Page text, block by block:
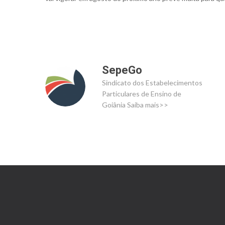
SepeGo
Sindicato dos Estabelecimentos
Particulares de Ensino de
Goiânia Saiba mais>>